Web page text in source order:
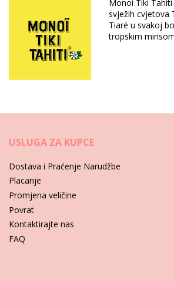
Pakiranje uključuje: 1 x Monoï ulja
HS CODE: 330499
SKU: 3076003300054
EAN: Veličina jedinstvena
Referenca dobavljača: 1MAC
Retuširane fotografije
Upute za njegu za: Tiki Monoi
Monoi Tiki
svježih cvjetova
Tiaré u svakoj
tropskim
USLUGA ZA KUPCE
Dostava i Praćenje Narudžbe
Placanje
Promjena veličine
Povrat
Kontaktirajte nas
FAQ